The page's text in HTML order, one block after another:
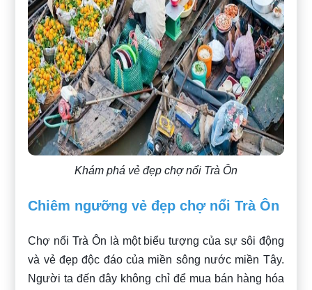
Khám phá vẻ đẹp chợ nổi Trà Ôn
Chiêm ngưỡng vẻ đẹp chợ nổi Trà Ôn
Chợ nổi Trà Ôn là một biểu tượng của sự sôi động
và vẻ đẹp độc đáo của miền sông nước miền Tây.
Người ta đến đây không chỉ để mua bán hàng hóa